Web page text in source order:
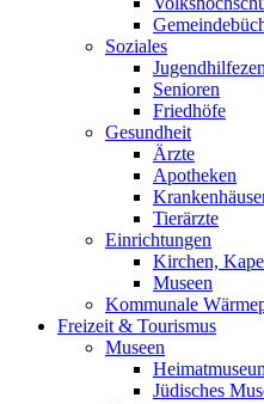
Soziales
Senioren
Friedhöfe
Gesundheit
Ärzte
Apotheken
Tierärzte
Einrichtungen
Kirchen,
Museen
Kommunale
Freizeit & Tourismus
Museen
Jüdisches